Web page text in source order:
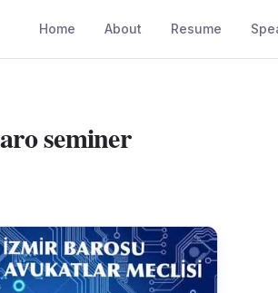
Home About Resume
seminer